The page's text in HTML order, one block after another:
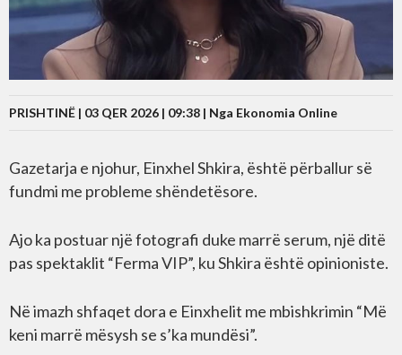
PRISHTINË | 03 QER 2026 | 09:38 | Nga Ekonomia Online
Gazetarja e njohur, Einxhel Shkira, është përballur së
fundmi me probleme shëndetësore.
Ajo ka postuar një fotografi duke marrë serum, një ditë
pas spektaklit “Ferma VIP”, ku Shkira është opinioniste.
Në imazh shfaqet dora e Einxhelit me mbishkrimin “Më
keni marrë mësysh se s’ka mundësi”.